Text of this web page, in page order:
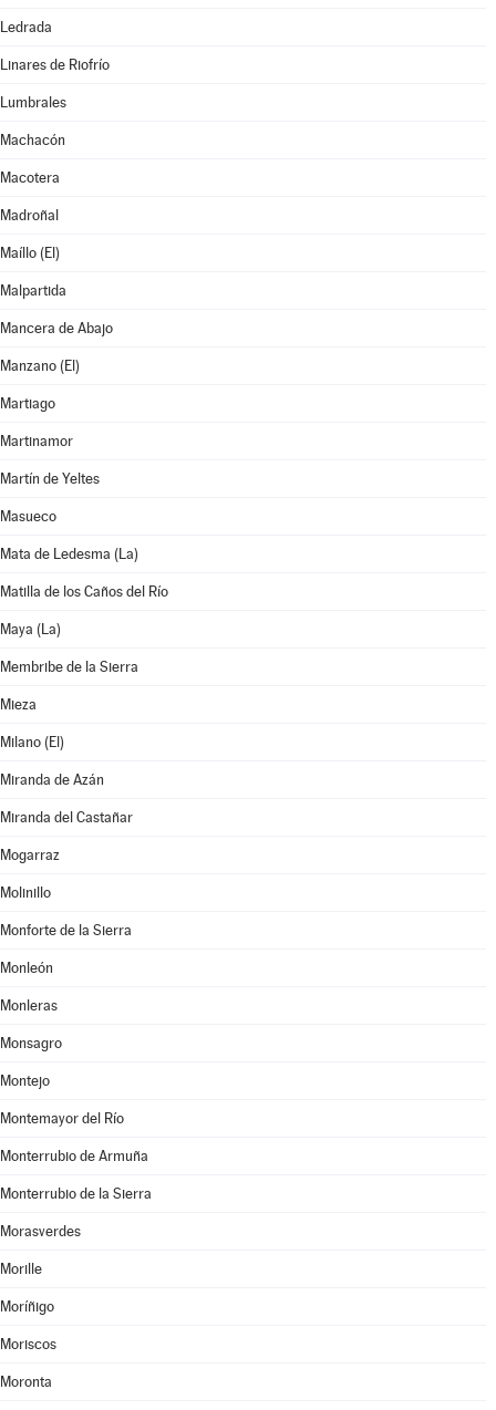
Ledrada
Linares de Riofrío
Lumbrales
Machacón
Macotera
Madroñal
Maíllo (El)
Malpartida
Mancera de Abajo
Manzano (El)
Martiago
Martinamor
Martín de Yeltes
Masueco
Mata de Ledesma (La)
Matilla de los Caños del Río
Maya (La)
Membribe de la Sierra
Mieza
Milano (El)
Miranda de Azán
Miranda del Castañar
Mogarraz
Molinillo
Monforte de la Sierra
Monleón
Monleras
Monsagro
Montejo
Montemayor del Río
Monterrubio de Armuña
Monterrubio de la Sierra
Morasverdes
Morille
Moríñigo
Moriscos
Moronta